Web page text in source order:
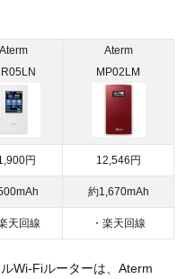
Aterm
Aterm
MP02LM
円 12,546円
約1,670mAh
天回線 ・楽天回線
Wi-Fiルーターは、Aterm